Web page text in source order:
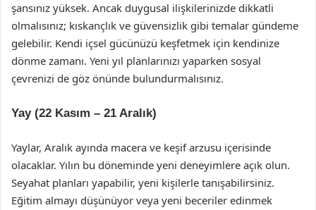
şansınız yüksek. Ancak duygusal ilişkilerinizde dikkatli
olmalısınız; kıskançlık ve güvensizlik gibi temalar gündeme
gelebilir. Kendi içsel gücünüzü keşfetmek için kendinize
dönme zamanı. Yeni yıl planlarınızı yaparken sosyal
çevrenizi de göz önünde bulundurmalısınız.
Yay (22 Kasım – 21 Aralık)
Yaylar, Aralık ayında macera ve keşif arzusu içerisinde
olacaklar. Yılın bu döneminde yeni deneyimlere açık olun.
Seyahat planları yapabilir, yeni kişilerle tanışabilirsiniz.
Eğitim almayı düşünüyor veya yeni beceriler edinmek